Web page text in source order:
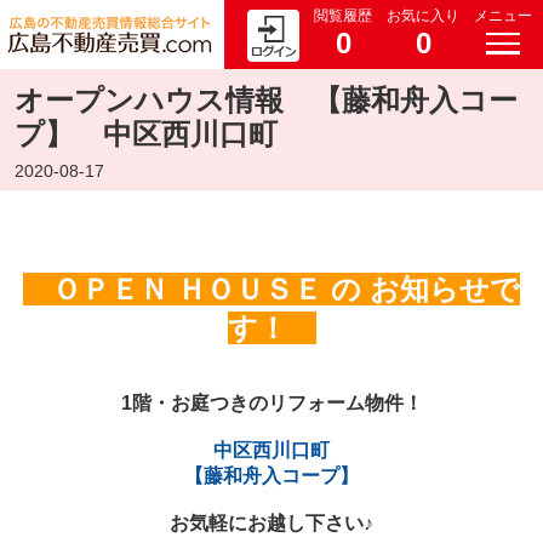
閲覧履歴
0
お気に入り
0
メニュー
オープンハウス情報 【藤和舟入コー
プ】 中区西川口町
2020-08-17
ＯＰＥＮ ＨＯＵＳＥ の お知らせで
す！
1階・お庭つきのリフォーム物件！
中区西川口町
【藤和舟入コープ】
お気軽にお越し下さい♪